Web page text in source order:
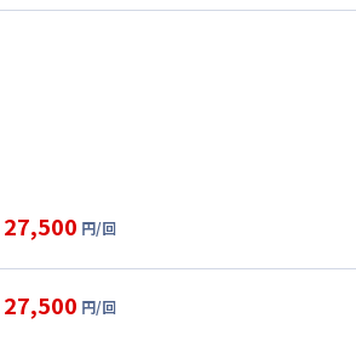
27,500 円/回
27,500 円/回